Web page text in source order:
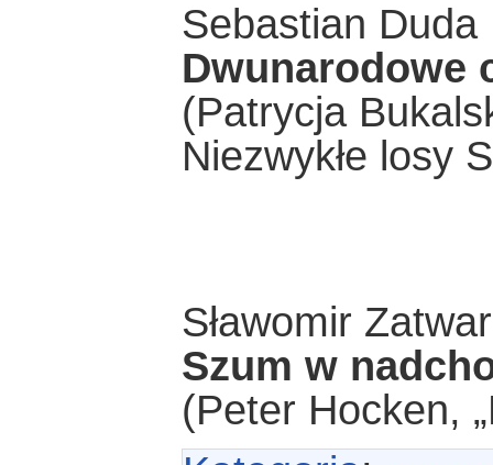
Sebastian Duda
Dwunarodowe
(Patrycja
Niezwykłe losy
Sławomir
Szum w
(Peter Hocken,